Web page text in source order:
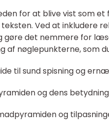
for at blive vist som
Ved at inkludere
gøre det nemmere for
af nøglepunkterne, som
til sund spisning og
og dens
og